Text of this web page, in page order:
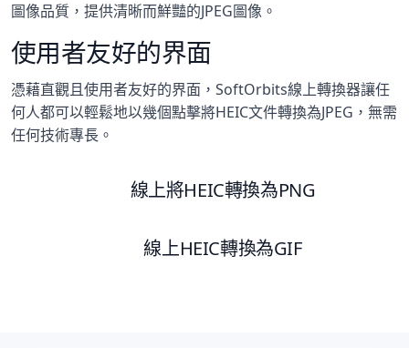
圖像品質，提供清晰而鮮豔的JPEG圖像。
使用者友好的界面
憑藉直觀且使用者友好的界面，SoftOrbits線上轉換器讓任
何人都可以輕鬆地以幾個點擊將HEIC文件轉換為JPEG，無需
任何技術專長。
線上將HEIC轉換為PNG
線上HEIC轉換為GIF